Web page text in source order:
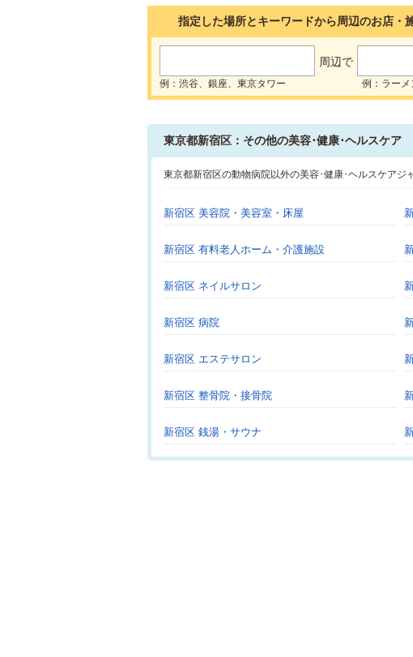
指定した場所とキーワードから周辺のお店・
周辺で
例：渋谷、銀座、東京タワー 例：ラー
東京都新宿区：その他の美容･健康･ヘルスケア
東京都新宿区の動物病院以外の美容･健康･ヘルスケアジ
新宿区 美容院・美容室・床屋
新宿区 有料老人ホーム・介護施設
新宿区 ネイルサロン
新宿区 病院
新宿区 エステサロン
新宿区 整骨院・接骨院
新宿区 銭湯・サウナ